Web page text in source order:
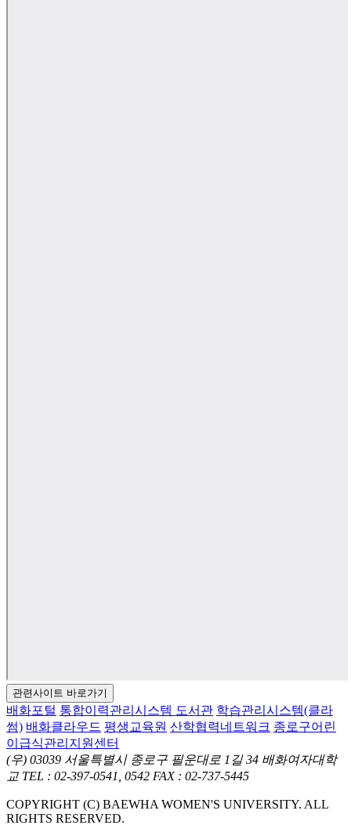
관련사이트 바로가기
배화포털 통합이력관리시스템 도서관 학습관리시스템(클라
썸) 배화클라우드 평생교육원 산학협력네트워크 종로구어린
이급식관리지원센터
(우) 03039 서울특별시 종로구 필운대로 1길 34 배화여자대학
교 TEL : 02-397-0541, 0542 FAX : 02-737-5445
COPYRIGHT (C) BAEWHA WOMEN'S UNIVERSITY. ALL
RIGHTS RESERVED.